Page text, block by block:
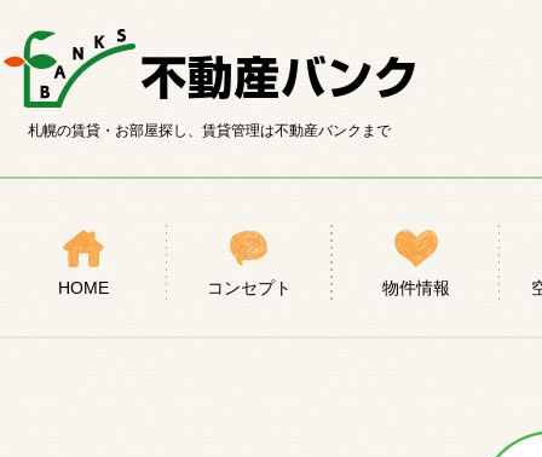
札幌の賃貸・お部屋探し、賃貸管理は不動産バンクまで
HOME コンセプト 物件情報